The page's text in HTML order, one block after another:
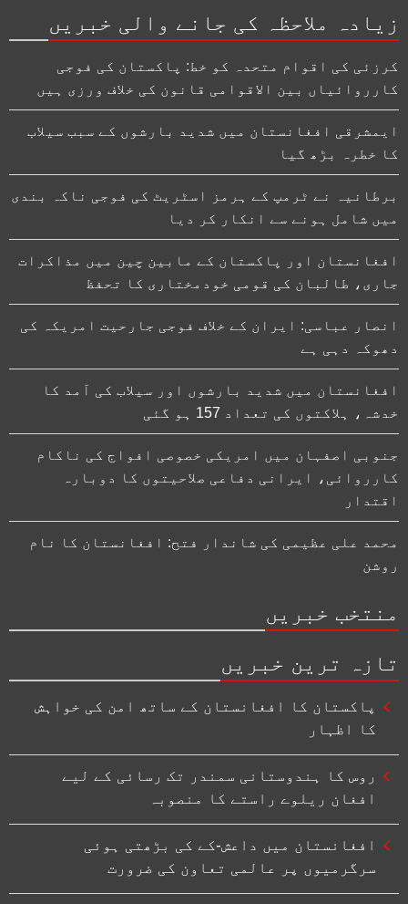
زیادہ ملاحظہ کی جانے والی خبریں
کرزئی کی اقوام متحدہ کو خط: پاکستان کی فوجی
کارروائیاں بین الاقوامی قانون کی خلاف ورزی ہیں
ایمشرقی افغانستان میں شدید بارشوں کے سبب سیلاب
کا خطرہ بڑھ گیا
برطانیہ نے ٹرمپ کے ہرمز اسٹریٹ کی فوجی ناکہ بندی
میں شامل ہونے سے انکار کر دیا
افغانستان اور پاکستان کے مابین چین میں مذاکرات
جاری، طالبان کی قومی خودمختاری کا تحفظ
انصار عباسی: ایران کے خلاف فوجی جارحیت امریکہ کی
دھوکہ دہی ہے
افغانستان میں شدید بارشوں اور سیلاب کی آمد کا
خدشہ، ہلاکتوں کی تعداد 157 ہو گئی
جنوبی اصفہان میں امریکی خصوصی افواج کی ناکام
کارروائی، ایرانی دفاعی صلاحیتوں کا دوبارہ
اقتدار
محمد علی عظیمی کی شاندار فتح: افغانستان کا نام
روشن
منتخب خبریں
تازہ ترین خبریں
پاکستان کا افغانستان کے ساتھ امن کی خواہش
کا اظہار
روس کا ہندوستانی سمندر تک رسائی کے لیے
افغان ریلوے راستے کا منصوبہ
افغانستان میں داعش-کے کی بڑھتی ہوئی
سرگرمیوں پر عالمی تعاون کی ضرورت